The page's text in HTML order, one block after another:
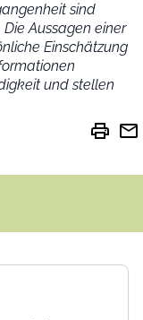
sind
Aussagen einer
Einschätzung
und stellen
print mail